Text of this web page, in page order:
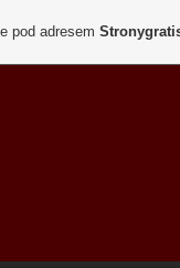
pod adresem